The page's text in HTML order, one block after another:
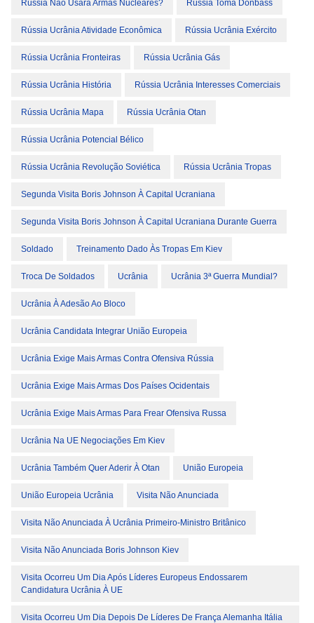
Rússia Não Usará Armas Nucleares? Rússia Toma Donbass
Rússia Ucrânia Atividade Econômica Rússia Ucrânia Exército
Rússia Ucrânia Fronteiras Rússia Ucrânia Gás
Rússia Ucrânia História Rússia Ucrânia Interesses Comerciais
Rússia Ucrânia Mapa Rússia Ucrânia Otan
Rússia Ucrânia Potencial Bélico
Rússia Ucrânia Revolução Soviética Rússia Ucrânia Tropas
Segunda Visita Boris Johnson À Capital Ucraniana
Segunda Visita Boris Johnson À Capital Ucraniana Durante Guerra
Soldado Treinamento Dado Às Tropas Em Kiev
Troca De Soldados Ucrânia Ucrânia 3ª Guerra Mundial?
Ucrânia À Adesão Ao Bloco
Ucrânia Candidata Integrar União Europeia
Ucrânia Exige Mais Armas Contra Ofensiva Rússia
Ucrânia Exige Mais Armas Dos Países Ocidentais
Ucrânia Exige Mais Armas Para Frear Ofensiva Russa
Ucrânia Na UE Negociações Em Kiev
Ucrânia Também Quer Aderir À Otan União Europeia
União Europeia Ucrânia Visita Não Anunciada
Visita Não Anunciada À Ucrânia Primeiro-Ministro Britânico
Visita Não Anunciada Boris Johnson Kiev
Visita Ocorreu Um Dia Após Líderes Europeus Endossarem
Candidatura Ucrânia À UE
Visita Ocorreu Um Dia Depois De Líderes De França Alemanha Itália